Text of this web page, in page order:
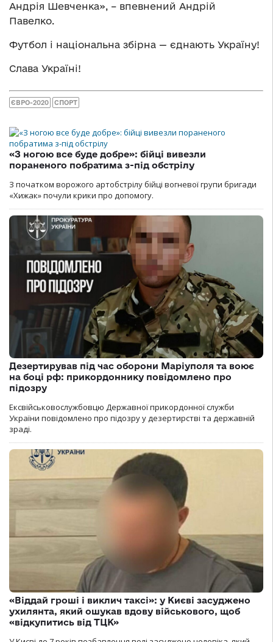
Андрія Шевченка», – впевнений Андрій
Павелко.
Футбол і національна збірна — єднають Україну!
Слава Україні!
ЄВРО-2020 СПОРТ
«З ногою все буде добре»: бійці вивезли
пораненого побратима з-під обстрілу
З початком ворожого артобстрілу бійці вогневої групи бригади
«Хижак» почули крики про допомогу.
Дезертирував під час оборони Маріуполя та воює
на боці рф: прикордоннику повідомлено про
підозру
Ексвійськовослужбовцю Державної прикордонної служби
України повідомлено про підозру у дезертирстві та державній
зраді.
«Віддай гроші і виклич таксі»: у Києві засуджено
ухилянта, який ошукав вдову військового, щоб
«відкупитись від ТЦК»